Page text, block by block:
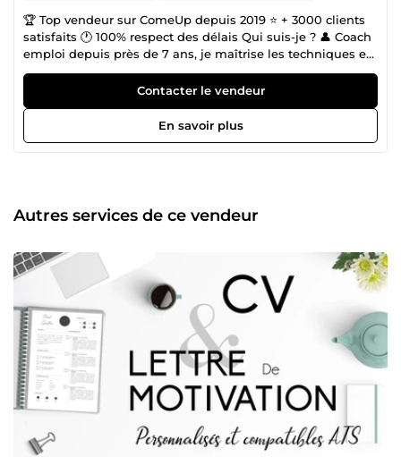
🏆 Top vendeur sur ComeUp depuis 2019 ⭐ + 3000 clients
satisfaits 🕐 100% respect des délais Qui suis-je ? 👤 Coach
emploi depuis près de 7 ans, je maîtrise les techniques et
stratégies de recherche d'emploi adaptées à tous les
secteurs d'activité et je reste en veille constante sur les
tendances du marché de l'emploi. Cette approche me
permet de proposer des solutions personnalisées et
alignées avec les attentes des recruteurs. Ce que je te
professionnelle • Projet de formation • Recherche de
stages/d'apprentissage ... Mes services incluent : 📝
motivation 🌐 Optimisation de ton profil LinkedIn 🚀
Accompagnement pour réussir ton entretien de
recrutement 📈 Amélioration de ta stratégie de recherche
d'emploi 📱 Création de ton CV interactif Mon objectif : Ta
réussite 🎯 Je mets tout en œuvre pour répondre à tes
attentes et fournir un travail personnalisé. Je garantis : 👌
Un travail original, sur mesure et de qualité ✔️ Un résultat
adapté à ton profil 🚀 Réponses rapides à tes questions ⏱️
Délai de livraison rapide Animée par la volonté d'aider
chacun à atteindre ses objectifs professionnels, je serais
ravie t'accompagner pour concrétiser les tiens. Alors, prêt.e
à réussir avec moi ? 😊
Contacter le vendeur
En savoir plus
Autres services de ce vendeur